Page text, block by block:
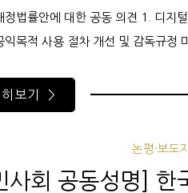
정법률안에 대한 공동 의견 1. 디지
익목적 사용 절차 개선 및 감독규정
히보기 >
논평·보도
사회 공동성명] 한